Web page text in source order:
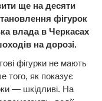
ще на десяти
фігурок
влада в Черкасах
на дорозі.
фігурки не мають
того, як показує
— шкідливі. На